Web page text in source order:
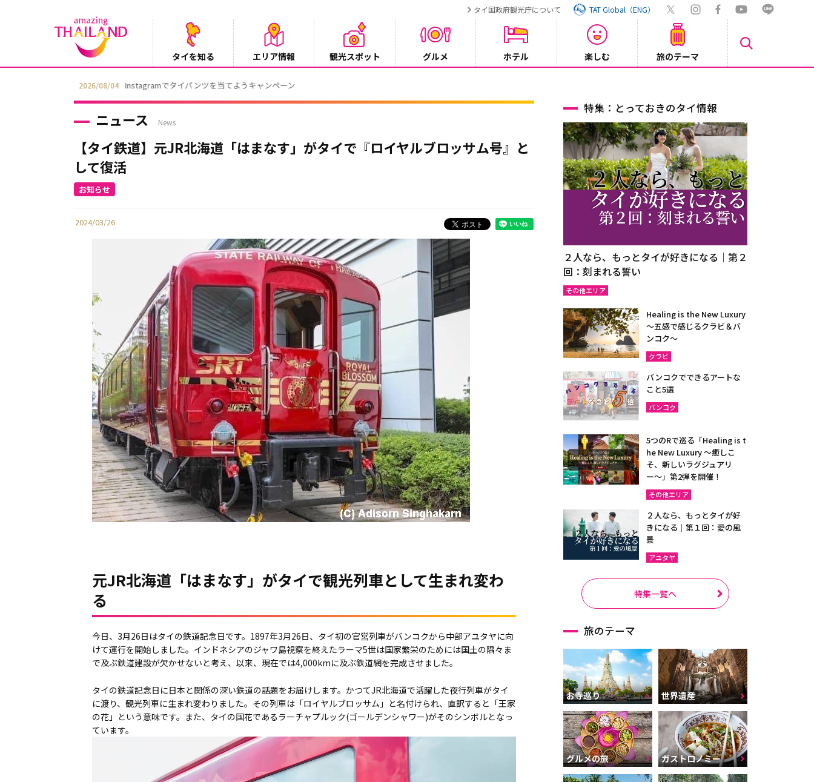
タイ国政府観光庁について TAT Global（ENG）
タイを知る エリア情報 観光スポット グルメ ホテル 楽しむ 旅のテーマ
2026/08/04 Instagramでタイパンツを当てようキャンペーン
ニュース News
【タイ鉄道】元JR北海道「はまなす」がタイで『ロイヤルブロッサム号』と
して復活
2024/03/26
元JR北海道「はまなす」がタイで観光列車として生まれ変わ
る
今日、3月26日はタイの鉄道記念日です。1897年3月26日、タイ初の官営列車がバンコクから中部アユタヤに向
けて運行を開始しました。インドネシアのジャワ島視察を終えたラーマ5世は国家繁栄のためには国土の隅々ま
で及ぶ鉄道建設が欠かせないと考え、以来、現在では4,000kmに及ぶ鉄道網を完成させました。
タイの鉄道記念日に日本と関係の深い鉄道の話題をお届けします。かつてJR北海道で活躍した夜行列車がタイ
に渡り、観光列車に生まれ変わりました。その列車は「ロイヤルブロッサム」と名付けられ、直訳すると「王家
の花」という意味です。また、タイの国花であるラーチャプルック(ゴールデンシャワー)がそのシンボルとなっ
ています。
特集：とっておきのタイ情報
２人なら、もっとタイが好きになる｜第２
回：刻まれる誓い
その他エリア
Healing is the New Luxury
～五感で感じるクラビ＆バ
ンコク～
クラビ
バンコクでできるアートな
こと5選
バンコク
5つのRで巡る「Healing is t
he New Luxury ～癒しこ
そ、新しいラグジュアリ
ー〜」第2弾を開催！
その他エリア
２人なら、もっとタイが好
きになる｜第１回：愛の風
景
アユタヤ
特集一覧へ
旅のテーマ
お寺巡り 世界遺産
グルメの旅 ガストロノミー